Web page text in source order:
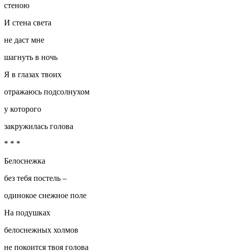
стеною
И стена света
не даст мне
шагнуть в ночь
Я в глазах твоих
отражаюсь подсолнухом
у которого
закружилась голова
* * *
Белоснежка
без тебя постель –
одинокое снежное поле
На подушках
белоснежных холмов
не покоится твоя голова